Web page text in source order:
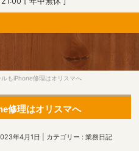
もiPhone修理はオリスマへ
修理はオリスマへ
年4月1日 カテゴリー :業務日記